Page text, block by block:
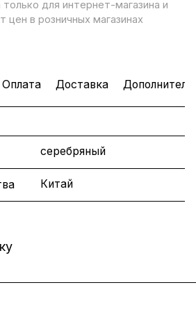
для интернет-магазина и
в розничных магазинах
Оплата Доставка
серебряный
Китай